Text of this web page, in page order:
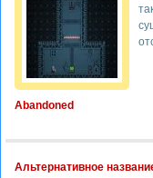
Abandoned
Альтернативное